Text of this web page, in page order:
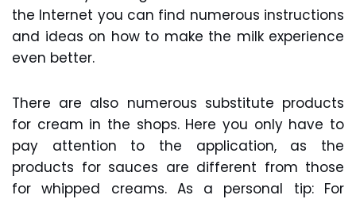
the Internet you can find numerous instructions
and ideas on how to make the milk experience
even better.
There are also numerous substitute products
for cream in the shops. Here you only have to
pay attention to the application, as the
products for sauces are different from those
for whipped creams. As a personal tip: For